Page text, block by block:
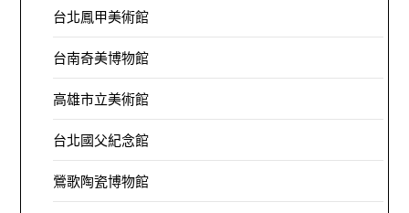
台北鳳甲美術館
台南奇美博物館
高雄市立美術館
台北國父紀念館
鶯歌陶瓷博物館